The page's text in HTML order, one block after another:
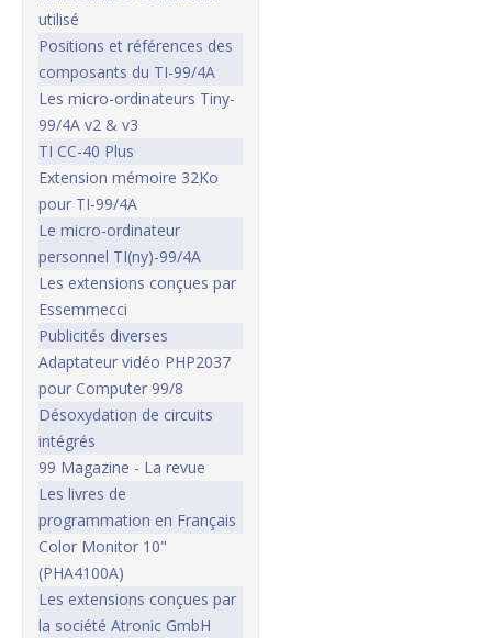
utilisé
Positions et références des
composants du TI-99/4A
Les micro-ordinateurs Tiny-
99/4A v2 & v3
TI CC-40 Plus
Extension mémoire 32Ko
pour TI-99/4A
Le micro-ordinateur
personnel TI(ny)-99/4A
Les extensions conçues par
Essemmecci
Publicités diverses
Adaptateur vidéo PHP2037
pour Computer 99/8
Désoxydation de circuits
intégrés
99 Magazine - La revue
Les livres de
programmation en Français
Color Monitor 10"
(PHA4100A)
Les extensions conçues par
la société Atronic GmbH